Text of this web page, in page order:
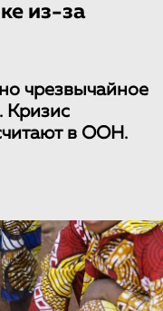
из-за
чрезвычайное
Кризис
в ООН.